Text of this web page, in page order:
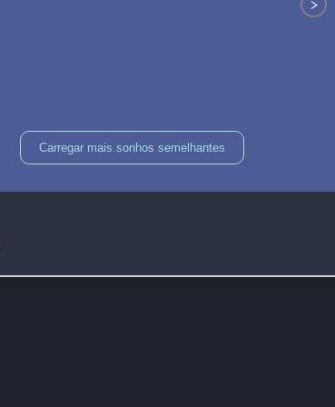
>
Carregar mais sonhos semelhantes